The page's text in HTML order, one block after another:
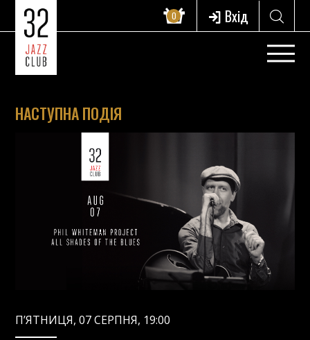
0 Вхід
НАСТУПНА ПОДІЯ
П’ЯТНИЦЯ, 07 СЕРПНЯ, 19:00